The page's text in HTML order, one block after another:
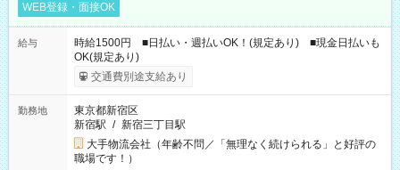
WEB登録・面接OK
給与
時給1500円 ■日払い・週払いOK！(規定あり) ■現金日払いも
OK(規定あり)
交通費別途支給あり
勤務地
東京都新宿区
新宿駅 / 新宿三丁目駅
大手物流会社（年齢不問／「無理なく続けられる」と好評の
職場です！）